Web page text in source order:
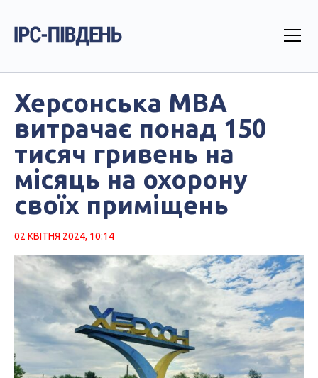
Херсонська МВА
витрачає понад 150
тисяч гривень на
місяць на охорону
своїх приміщень
02 КВІТНЯ 2024, 10:14